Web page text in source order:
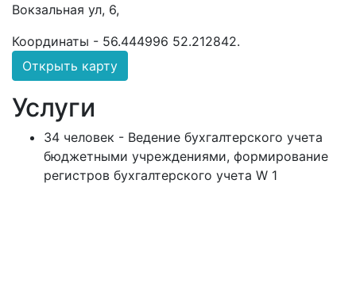
Вокзальная ул, 6,
Координаты - 56.444996 52.212842.
Открыть карту
Услуги
34 человек - Ведение бухгалтерского учета
бюджетными учреждениями, формирование
регистров бухгалтерского учета W 1